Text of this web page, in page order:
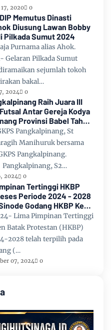
2020 0
Memutus Dinasti
Diusung Lawan Bobby
Pilkada Sumut 2024
Purnama alias Ahok.
Gelaran Pilkada Sumut
sejumlah tokoh
bakal…
2024 0
Raih Juara III
Antar Gereja Kodya
Provinsi Babel Tahun
Pangkalpinang, St
Manihuruk bersama
Pangkalpinang.
S2…
2024 0
Tertinggi HKBP
Periode 2024 - 2028
Godang HKBP Ke
Lima Pimpinan Tertinggi
Batak Protestan (HKBP)
2028 telah terpilih pada
(…
07, 2024 0